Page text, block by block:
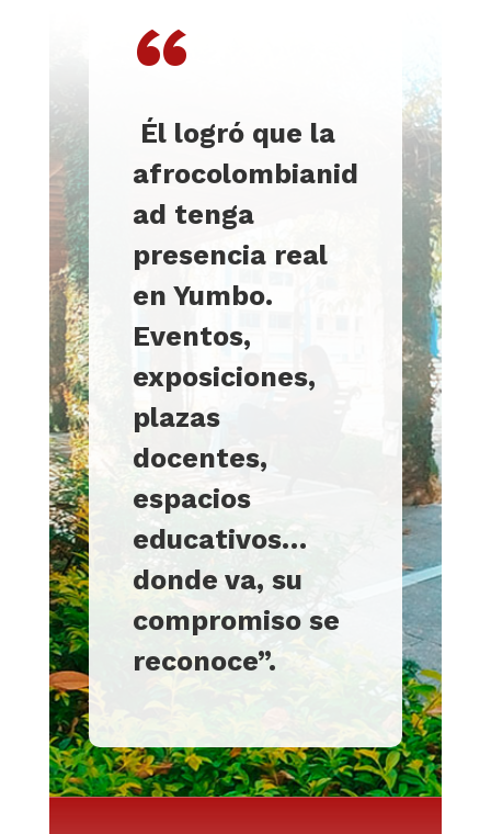
“
Él logró que la
afrocolombianid
ad tenga
presencia real
en Yumbo.
Eventos,
exposiciones,
plazas
docentes,
espacios
educativos…
donde va, su
compromiso se
reconoce”.